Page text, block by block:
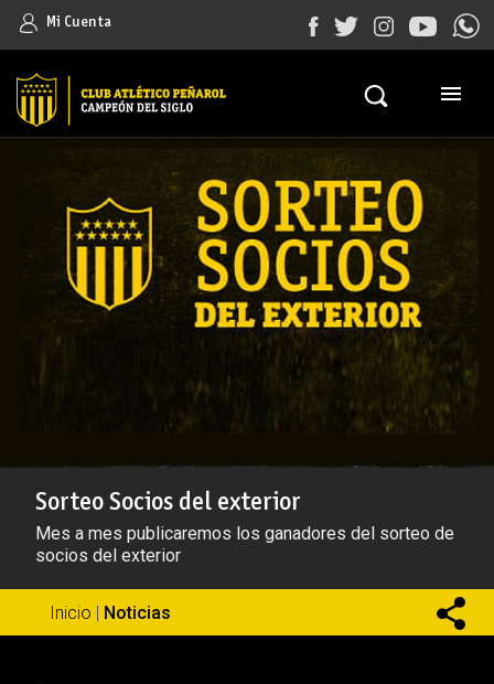
Mi Cuenta
Sorteo Socios del exterior
Mes a mes publicaremos los ganadores del sorteo de
socios del exterior
Inicio | Noticias